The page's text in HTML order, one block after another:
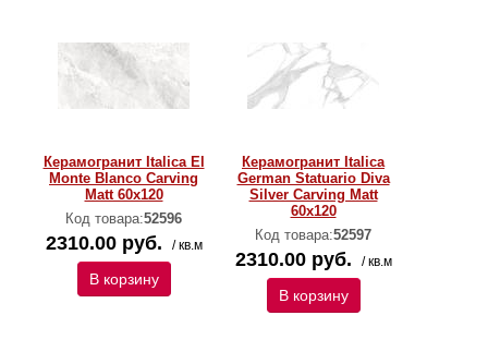
Керамогранит Italica El
Monte Blanco Carving
Matt 60x120
Код товара:52596
2310.00 руб. / кв.м
В корзину
Керамогранит Italica
German Statuario Diva
Silver Carving Matt
60x120
Код товара:52597
2310.00 руб. / кв.м
В корзину